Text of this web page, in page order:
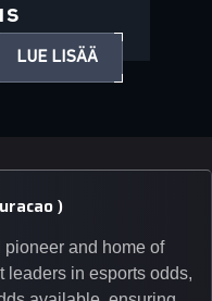
LUE LISÄÄ
)
and home of
leaders in esports odds,